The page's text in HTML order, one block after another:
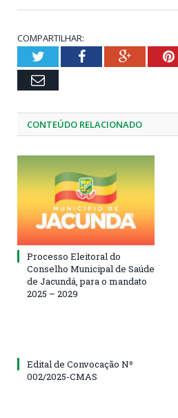
COMPARTILHAR:
TwitterFacebookGoogle+
Email
CONTEÚDO RELACIONADO
Processo Eleitoral do
Conselho Municipal de Saúde
de Jacundá, para o mandato
2025 – 2029
Edital de Convocação Nº
002/2025-CMAS